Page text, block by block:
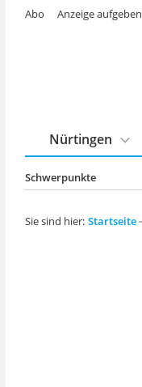
Schwerpunkte
Nürtingen
Abo Anzeige aufgeben
Sie sind hier: Startseite